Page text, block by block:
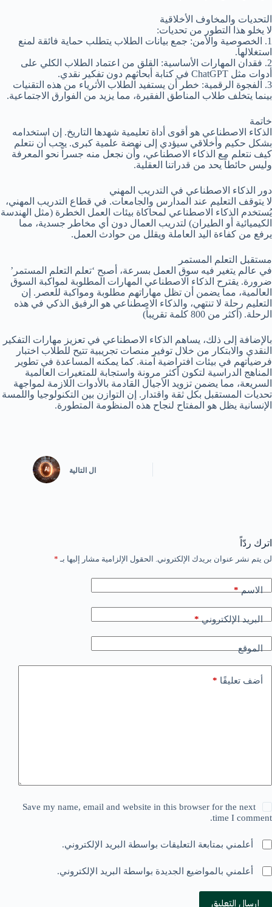
التحديات والمخاوف الأخلاقية
لا يخلو هذا التطور من تحديات:
1. الخصوصية والأمن: جمع بيانات الطلاب يتطلب حماية فائقة لمنع
استغلالها.
2. فقدان المهارات الأساسية: القلق من اعتماد الطلاب الكلي على
أدوات مثل ChatGPT في كتابة أبحاثهم دون تفكير نقدي.
3. الفجوة الرقمية: خطر أن يستفيد الطلاب الأثرياء من هذه التقنيات
بينما يتخلف طلاب المناطق الفقيرة، مما يزيد من الفوارق الاجتماعية.
خاتمة
الذكاء الاصطناعي هو أقوى أداة تعليمية شهدها التاريخ. إن استخدامه
بشكل حكيم وأخلاقي سيؤدي إلى نهضة علمية كبرى. يجب أن نتعلم
كيف نتعلم مع الذكاء الاصطناعي، وأن نجعل منه جسراً نحو المعرفة
وليس حائطاً يحد من قدراتنا العقلية.
دور الذكاء الاصطناعي في التدريب المهني
لا يتوقف التعليم عند المدارس والجامعات. في قطاع التدريب المهني،
يُستخدم الذكاء الاصطناعي لمحاكاة بيئات العمل الخطرة (مثل الهندسة
الكيميائية أو الطيران) لتدريب العمال دون أي مخاطر جسدية، مما
يرفع من كفاءة اليد العاملة ويقلل من حوادث العمل.
مستقبل التعلم المستمر
في عالم يتغير فيه سوق العمل بسرعة، أصبح ‘تعلم التعلم المستمر’
ضرورة. يقترح الذكاء الاصطناعي المهارات المطلوبة لمواكبة السوق
العالمية، مما يضمن أن تظل مهاراتهم مطلوبة ومواكبة للعصر. إن
التعليم رحلة لا تنتهي، والذكاء الاصطناعي هو الرفيق الذكي في هذه
الرحلة. (أكثر من 800 كلمة تقريباً)
بالإضافة إلى ذلك، يساهم الذكاء الاصطناعي في تعزيز مهارات التفكير
النقدي والابتكار من خلال توفير منصات تجريبية تتيح للطلاب اختبار
فرضياتهم في بيئات افتراضية آمنة. كما يمكنه المساعدة في تطوير
المناهج الدراسية لتكون أكثر مرونة واستجابة للمتغيرات العالمية
السريعة، مما يضمن تزويد الأجيال القادمة بالأدوات اللازمة لمواجهة
تحديات المستقبل بكل ثقة واقتدار. إن التوازن بين التكنولوجيا واللمسة
الإنسانية يظل هو المفتاح لنجاح هذه المنظومة المتطورة.
ال التالية
اترك ردّاً
لن يتم نشر عنوان بريدك الإلكتروني. الحقول الإلزامية مشار إليها بـ *
الاسم*
البريد الإلكتروني*
الموقع
أضف تعليقًا *
Save my name, email and website in this browser for the next
time I comment.
أعلمني بمتابعة التعليقات بواسطة البريد الإلكتروني.
أعلمني بالمواضيع الجديدة بواسطة البريد الإلكتروني.
إرسال التعليق